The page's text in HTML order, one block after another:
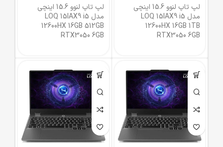
لپ تاپ لنوو 15.6 اینچی
مدل LOQ 15IAX9 i5
12600HX 16GB 1TB
RTX3050 6GB
لپ تاپ لنوو 15.6 اینچی
مدل LOQ 15IAX9 i5
12600HX 16GB 512GB
RTX3050 6GB